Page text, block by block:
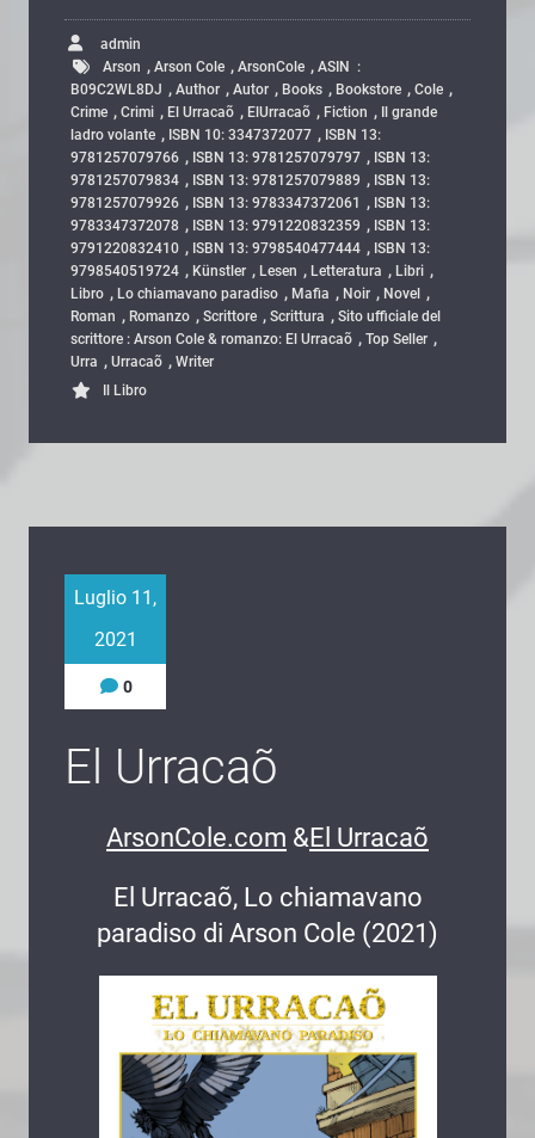
admin
Arson , Arson Cole , ArsonCole , ASIN ‏ : ‎
B09C2WL8DJ , Author , Autor , Books , Bookstore , Cole ,
Crime , Crimi , El Urracaõ , ElUrracaõ , Fiction ,
Il grande
ladro volante , ISBN 10: 3347372077 , ISBN 13:
9781257079766 , ISBN 13: 9781257079797 , ISBN 13:
9781257079834 , ISBN 13: 9781257079889 , ISBN 13:
9781257079926 , ISBN 13: 9783347372061 , ISBN 13:
9783347372078 , ISBN 13: 9791220832359 , ISBN 13:
9791220832410 , ISBN 13: 9798540477444 , ISBN 13:
9798540519724 , Künstler , Lesen , Letteratura , Libri ,
Libro , Lo chiamavano paradiso , Mafia , Noir , Novel ,
Roman , Romanzo , Scrittore , Scrittura , Sito ufficiale del
scrittore : Arson Cole & romanzo: El Urracaõ , Top Seller ,
Urra , Urracaõ , Writer
Il Libro
Luglio 11,
2021
0
El Urracaõ
ArsonCole.com &El Urracaõ
El Urracaõ, Lo chiamavano
paradiso di Arson Cole (2021)